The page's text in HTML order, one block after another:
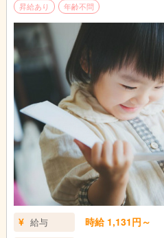
昇給あり
年齢不問
給与 時給 1,131円～